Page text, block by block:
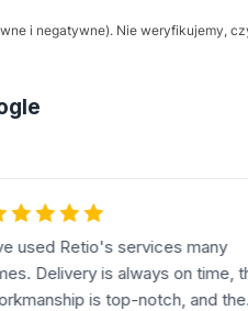
i negatywne). Nie weryfikujemy,